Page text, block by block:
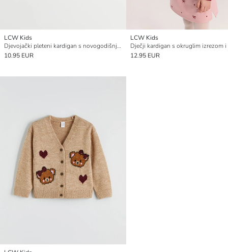
LCW Kids
Djevojački pleteni kardigan s novogodišnjim motivom
10.95 EUR
LCW Kids
12.95 EUR